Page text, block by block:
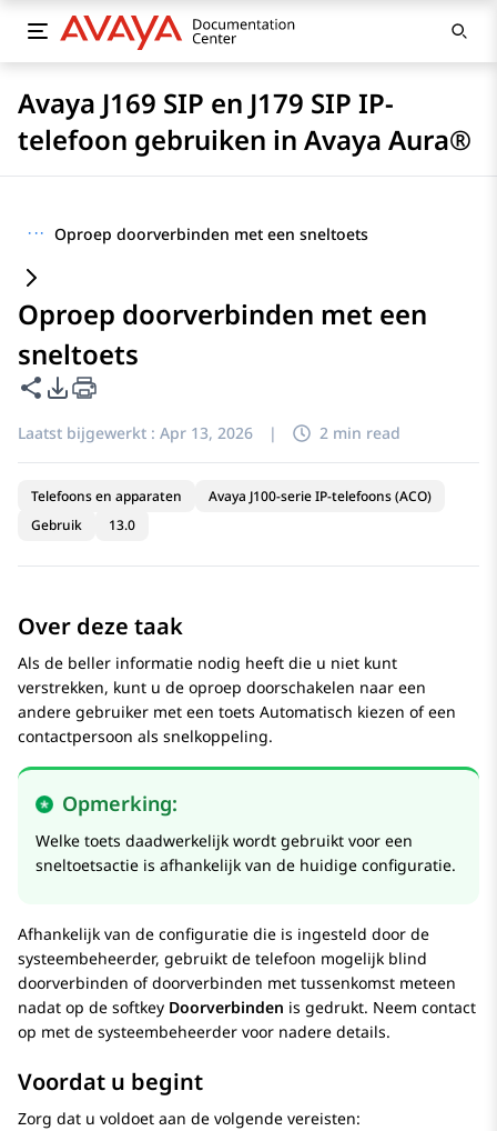
Avaya J169 SIP en J179 SIP IP-
telefoon gebruiken in Avaya Aura®
··· Oproep doorverbinden met een sneltoets
Oproep doorverbinden met een
sneltoets
Deze pagina delen
Opties voor PDF exporteren
Laatst bijgewerkt : Apr 13, 2026 | 2 min read
Telefoons en apparaten
Avaya J100-serie IP-telefoons (ACO)
Gebruik
13.0
Over deze taak
Als de beller informatie nodig heeft die u niet kunt
verstrekken, kunt u de oproep doorschakelen naar een
andere gebruiker met een toets Automatisch kiezen of een
contactpersoon als snelkoppeling.
Opmerking:
Welke toets daadwerkelijk wordt gebruikt voor een
sneltoetsactie is afhankelijk van de huidige configuratie.
Afhankelijk van de configuratie die is ingesteld door de
systeembeheerder, gebruikt de telefoon mogelijk blind
doorverbinden of doorverbinden met tussenkomst meteen
nadat op de softkey Doorverbinden is gedrukt. Neem contact
op met de systeembeheerder voor nadere details.
Voordat u begint
Zorg dat u voldoet aan de volgende vereisten: